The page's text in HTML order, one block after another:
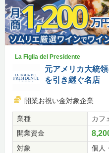
La Figlia del Presidente
元アメリカ大統
を引き継ぐ名店
開業お祝い金対象企業
業種
カフ
開業資金
対象 個人